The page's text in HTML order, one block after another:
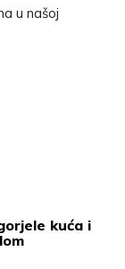
u našoj
kuća i